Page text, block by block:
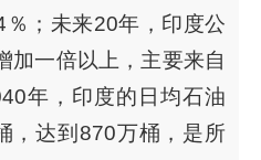
；未来20年，印度公
加一倍以上，主要来自
年，印度的日均石油
，达到870万桶，是所